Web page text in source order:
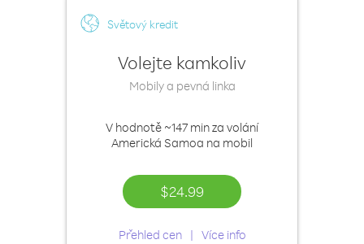
Světový kredit
Volejte kamkoliv
Mobily a pevná linka
V hodnotě ~147 minza volání
Americká Samoa na mobil
$24.99
Přehled cen Více info